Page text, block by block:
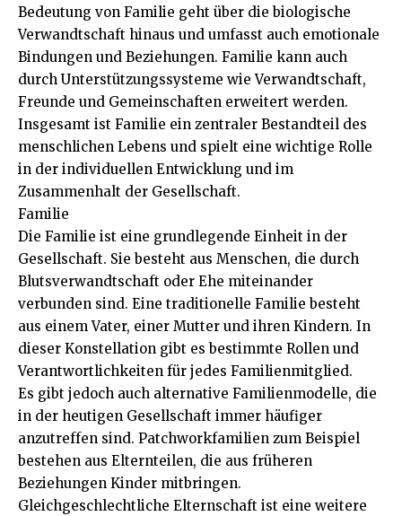
Bedeutung von Familie geht über die biologische
Verwandtschaft hinaus und umfasst auch emotionale
Bindungen und Beziehungen. Familie kann auch
durch Unterstützungssysteme wie Verwandtschaft,
Freunde und Gemeinschaften erweitert werden.
Insgesamt ist Familie ein zentraler Bestandteil des
menschlichen Lebens und spielt eine wichtige Rolle
in der individuellen Entwicklung und im
Zusammenhalt der Gesellschaft.
Familie
Die Familie ist eine grundlegende Einheit in der
Gesellschaft. Sie besteht aus Menschen, die durch
Blutsverwandtschaft oder Ehe miteinander
verbunden sind. Eine traditionelle Familie besteht
aus einem Vater, einer Mutter und ihren Kindern. In
dieser Konstellation gibt es bestimmte Rollen und
Verantwortlichkeiten für jedes Familienmitglied.
Es gibt jedoch auch alternative Familienmodelle, die
in der heutigen Gesellschaft immer häufiger
anzutreffen sind. Patchworkfamilien zum Beispiel
bestehen aus Elternteilen, die aus früheren
Beziehungen Kinder mitbringen.
Gleichgeschlechtliche Elternschaft ist eine weitere